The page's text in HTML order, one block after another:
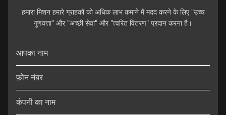
हमारा मिशन हमारे ग्राहकों को अधिक लाभ कमाने में मदद करने के लिए "उच्च
गुणवत्ता" और "अच्छी सेवा" और "त्वरित वितरण" प्रदान करना है।
आपका नाम
फ़ोन नंबर
कंपनी का नाम